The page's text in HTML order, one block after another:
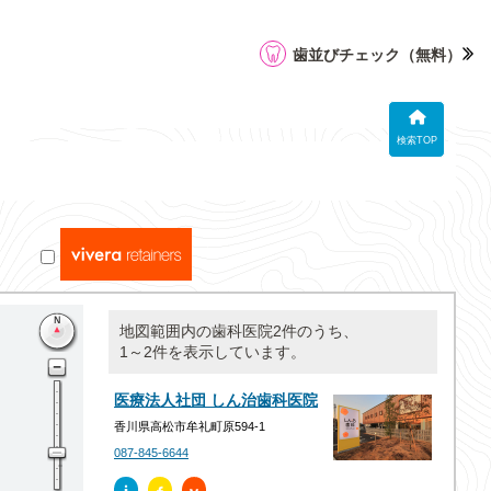
検索TOP
歯並びチェック （無料）
地図範囲内の歯科医院2件のうち、
1～2件を表示しています。
医療法人社団 しん治歯科医院
香川県高松市牟礼町原594-1
087-845-6644